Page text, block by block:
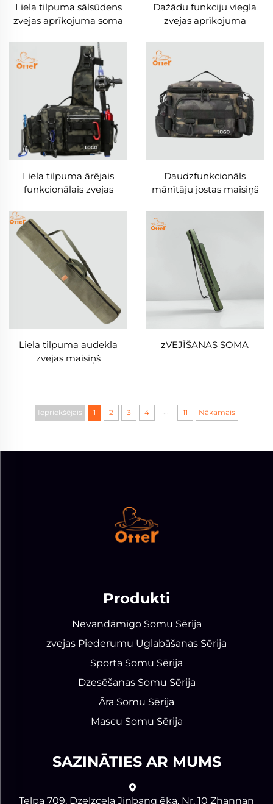
Liela tilpuma sālsūdens
zvejas aprīkojuma soma
Dažādu funkciju viegla
zvejas aprīkojuma
Liela tilpuma ārējais
funkcionālais zvejas
Daudzfunkcionāls
mānītāju jostas maisiņš
Liela tilpuma audekla
zvejas maisiņš
zVEJĪŠANAS SOMA
Iepriekšējais 1 2 3 4 ... 11 Nākamais
Produkti
Nevandāmīgo Somu Sērija
zvejas Piederumu Uglabāšanas Sērija
Sporta Somu Sērija
Dzesēšanas Somu Sērija
Āra Somu Sērija
Mascu Somu Sērija
SAZINĀTIES AR MUMS
Telpa 709, Dzelzceļa Jinbang ēka, Nr. 10 Zhannan